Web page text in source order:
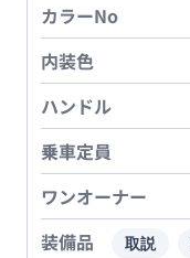
カラーNo
内装色
ハンドル
乗車定員
ワンオーナー
装備品 取説